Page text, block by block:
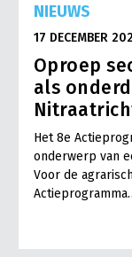
NIEUWS
17 DECEMBER
Oproep
als
Het 8e
onderwerp van
Voor de